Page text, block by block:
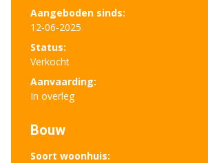
Aangeboden sinds:
12-06-2025
Status:
Verkocht
Aanvaarding:
In overleg
Bouw
Soort woonhuis: